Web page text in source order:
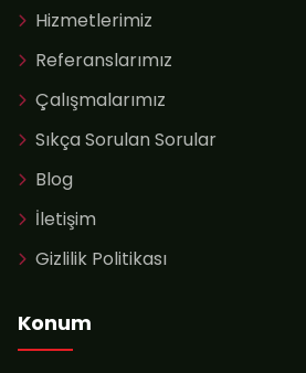
Hizmetlerimiz
Referanslarımız
Çalışmalarımız
Sıkça Sorulan Sorular
Blog
İletişim
Gizlilik Politikası
Konum